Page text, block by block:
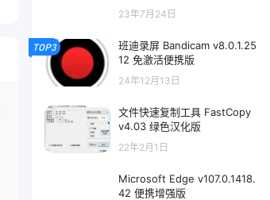
23年7月24日
TOP3
班迪录屏 Bandicam v8.0.1.25
12 免激活便携版
24年12月13日
文件快速复制工具 FastCopy
v4.03 绿色汉化版
22年2月1日
Microsoft Edge v107.0.1418.
42 便携增强版